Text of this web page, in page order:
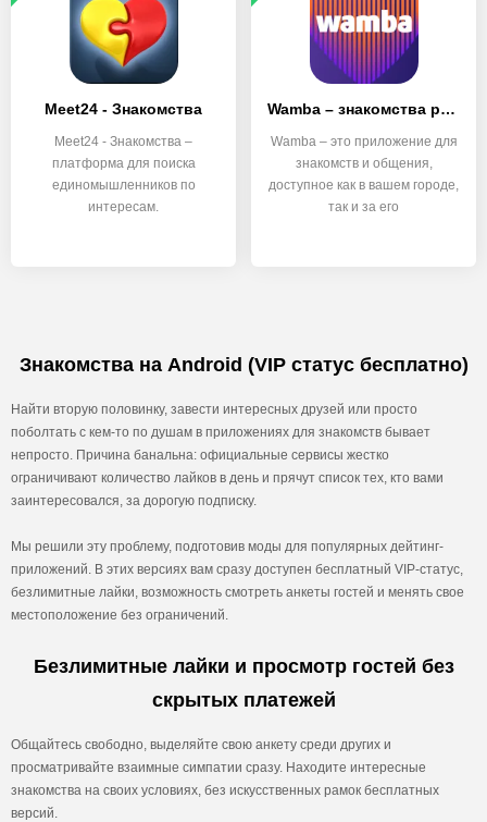
Знакомства на Android (VIP статус бесплатно)
Найти вторую половинку, завести интересных друзей или просто
поболтать с кем-то по душам в приложениях для знакомств бывает
непросто. Причина банальна: официальные сервисы жестко
ограничивают количество лайков в день и прячут список тех, кто вами
заинтересовался, за дорогую подписку.
Мы решили эту проблему, подготовив моды для популярных дейтинг-
приложений. В этих версиях вам сразу доступен бесплатный VIP-статус,
безлимитные лайки, возможность смотреть анкеты гостей и менять свое
местоположение без ограничений.
Безлимитные лайки и просмотр гостей без
скрытых платежей
Общайтесь свободно, выделяйте свою анкету среди других и
просматривайте взаимные симпатии сразу. Находите интересные
знакомства на своих условиях, без искусственных рамок бесплатных
версий.
Meet24 - Знакомства
Meet24 - Знакомства –
платформа для поиска
единомышленников по
интересам.
Wamba – знакомства рядом и чат
Wamba – это приложение для
знакомств и общения,
доступное как в вашем городе,
так и за его